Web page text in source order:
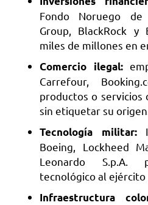
Fondo Noruego de
Group, BlackRock y
miles de millones en
Comercio ilegal:
Carrefour,
productos o servicios
sin etiquetar su origen.
Tecnología militar:
Boeing, Lockheed
Leonardo S.p.A.
tecnológico al ejército
Infraestructura